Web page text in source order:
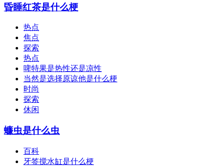
昏睡红茶是什么梗
热点
焦点
探索
热点
啤特果是热性还是凉性
当然是选择原谅他是什么梗
时尚
探索
休闲
蠊虫是什么虫
百科
牙签搅水缸是什么梗